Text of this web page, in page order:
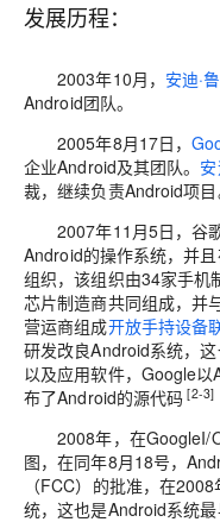
发展历程：
2003年10月， 安迪·
Android团队。
2005年8月17日，
企业Android及其团队。
裁，继续负责Android项目
2007年11月5日，谷
Android的操作系统，并
组织，该组织由34家手机
芯片制造商共同组成，并
营运商组成开放手持设备
研发改良Android系统，
以及应用软件，Google
布了Android的源代码 [2-3]
2008年，在GoogleI/
图，在同年8月18号，
（FCC）的批准，在
统，这也是Android系统最